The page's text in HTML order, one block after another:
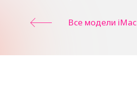
Все модели iMac